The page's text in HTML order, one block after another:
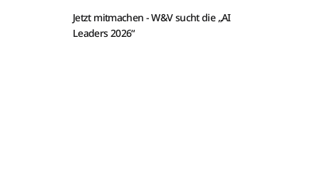
Jetzt mitmachen -W&V sucht die „AI
Leaders 2026“